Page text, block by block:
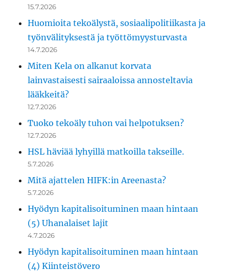
15.7.2026
Huomioita tekoälystä, sosiaalipolitiikasta ja
työnvälityksestä ja työttömyysturvasta
14.7.2026
Miten Kela on alkanut korvata
lainvastaisesti sairaaloissa annosteltavia
lääkkeitä?
12.7.2026
Tuoko tekoäly tuhon vai helpotuksen?
12.7.2026
HSL häviää lyhyillä matkoilla takseille.
5.7.2026
Mitä ajattelen HIFK:in Areenasta?
5.7.2026
Hyödyn kapitalisoituminen maan hintaan
(5) Uhanalaiset lajit
4.7.2026
Hyödyn kapitalisoituminen maan hintaan
(4) Kiinteistövero